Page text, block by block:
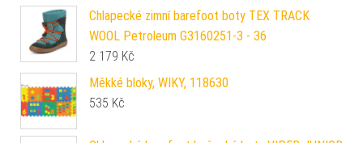
Chlapecké zimní barefoot boty TEX TRACK
WOOL Petroleum G3160251-3 - 36
2 179 Kč
Měkké bloky, WIKY, 118630
535 Kč